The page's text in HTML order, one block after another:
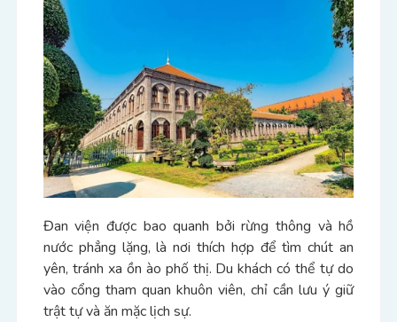
Đan viện được bao quanh bởi rừng thông và hồ
nước phẳng lặng, là nơi thích hợp để tìm chút an
yên, tránh xa ồn ào phố thị. Du khách có thể tự do
vào cổng tham quan khuôn viên, chỉ cần lưu ý giữ
trật tự và ăn mặc lịch sự.